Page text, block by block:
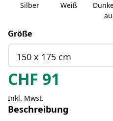
Silber Weiß
au
Größe
150 x 175 cm
CHF 91
Inkl. Mwst.
Beschreibung